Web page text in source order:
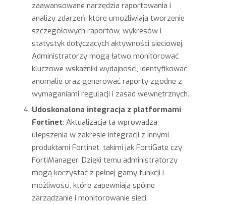
zaawansowane narzędzia raportowania i
analizy zdarzeń, które umożliwiają tworzenie
szczegółowych raportów, wykresów i
statystyk dotyczących aktywności sieciowej.
Administratorzy mogą łatwo monitorować
kluczowe wskaźniki wydajności, identyfikować
anomalie oraz generować raporty zgodne z
wymaganiami regulacji i zasad wewnętrznych.
Udoskonalona integracja z platformami
Fortinet: Aktualizacja ta wprowadza
ulepszenia w zakresie integracji z innymi
produktami Fortinet, takimi jak FortiGate czy
FortiManager. Dzięki temu administratorzy
mogą korzystać z pełnej gamy funkcji i
możliwości, które zapewniają spójne
zarządzanie i monitorowanie sieci.